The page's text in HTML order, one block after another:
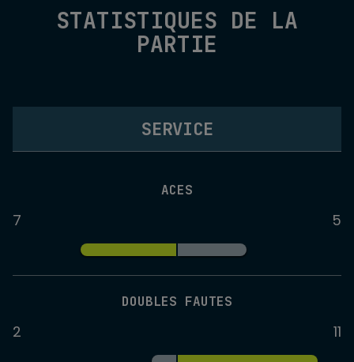
STATISTIQUES DE LA
PARTIE
SERVICE
ACES
7 5
DOUBLES FAUTES
2 11